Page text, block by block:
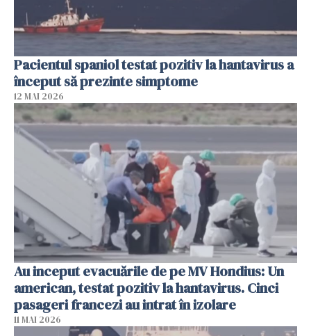
Pacientul spaniol testat pozitiv la hantavirus a
început să prezinte simptome
12 MAI 2026
Au inceput evacuările de pe MV Hondius: Un
american, testat pozitiv la hantavirus. Cinci
pasageri francezi au intrat în izolare
11 MAI 2026